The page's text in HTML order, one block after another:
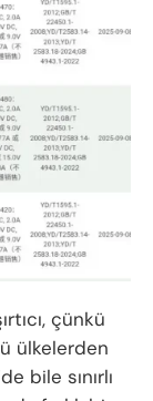
çünkü
ülkelerden
bile sınırlı